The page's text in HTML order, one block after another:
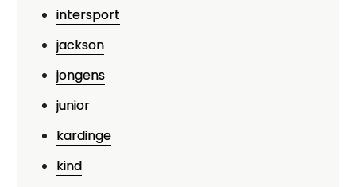
intersport
jackson
jongens
junior
kardinge
kind